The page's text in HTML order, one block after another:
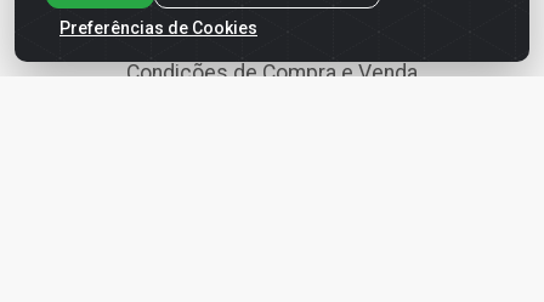
Preferências de CookiesPolítica de Privacidade
Condições de Compra e Venda